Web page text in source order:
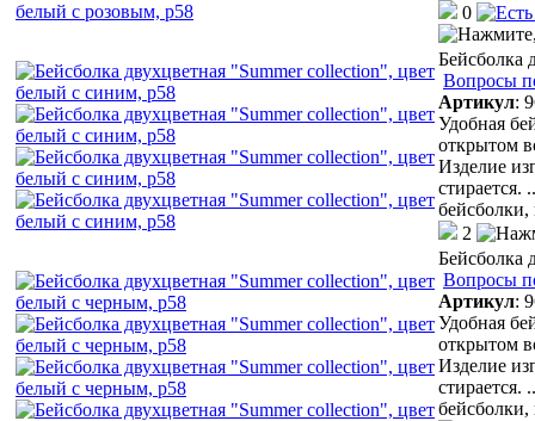
0
Бейсболка
Вопросы
Артикул:
Удобная
открытом
Изделие
стирается.
2
Бейсболка
Вопросы
Артикул:
Удобная
открытом
Изделие
стирается.